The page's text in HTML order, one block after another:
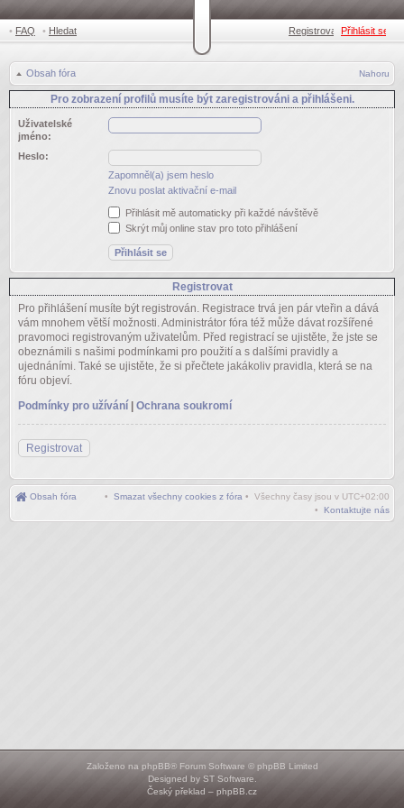
• FAQ • Hledat Registrovat •
Přihlásit se
Obsah fóra Nahoru
Pro zobrazení profilů musíte být zaregistrováni a přihlášeni.
Uživatelské
jméno:
Heslo:
Zapomněl(a) jsem heslo
Znovu poslat aktivační e-mail
Přihlásit mě automaticky při každé návštěvě
Skrýt můj online stav pro toto přihlášení
Registrovat
Pro přihlášení musíte být registrován. Registrace trvá jen pár vteřin a dává
vám mnohem větší možnosti. Administrátor fóra též může dávat rozšířené
pravomoci registrovaným uživatelům. Před registrací se ujistěte, že jste se
obeznámili s našimi podmínkami pro použití a s dalšími pravidly a
ujednáními. Také se ujistěte, že si přečtete jakákoliv pravidla, která se na
fóru objeví.
Podmínky pro užívání
Ochrana soukromí
Registrovat
Obsah fóra • Všechny časy jsou v UTC+02:00
• Smazat všechny cookies z fóra
• Kontaktujte nás
Založeno na phpBB® Forum Software © phpBB Limited
Designed by ST Software
Český překlad – phpBB.cz